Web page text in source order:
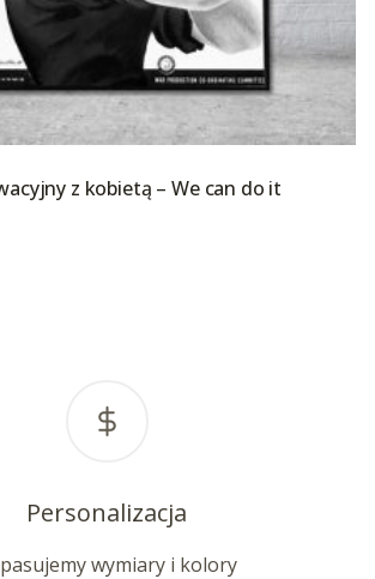
z kobietą – We can do it
Personalizacja
wymiary i kolory